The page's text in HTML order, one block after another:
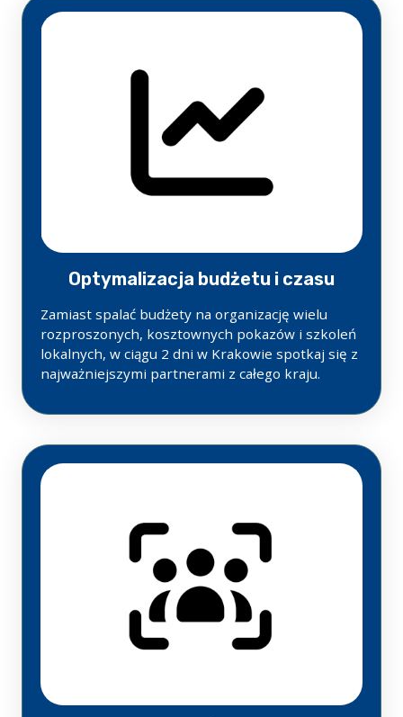
Optymalizacja budżetu i czasu
Zamiast spalać budżety na organizację wielu
rozproszonych, kosztownych pokazów i szkoleń
lokalnych, w ciągu 2 dni w Krakowie spotkaj się z
najważniejszymi partnerami z całego kraju.